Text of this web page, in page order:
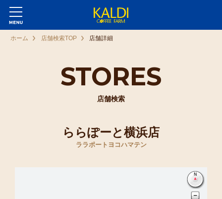
STORES
店舗検索
ホーム 店舗検索TOP 店舗詳細
ららぽーと横浜店
ララポートヨコハマテン